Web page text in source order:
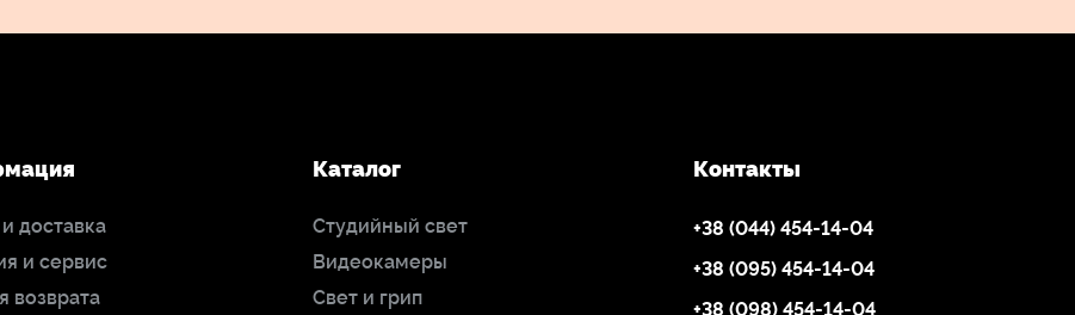
доставка
и сервис
возврата
Каталог
Студийный свет
Видеокамеры
Свет и грип
Контакты
+38 (044) 454-14-04
+38 (095) 454-14-04
+38 (098) 454-14-04